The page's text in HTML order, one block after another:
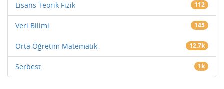
Lisans Teorik Fizik 112
Veri Bilimi 145
Orta Öğretim Matematik 12.7k
Serbest 1k